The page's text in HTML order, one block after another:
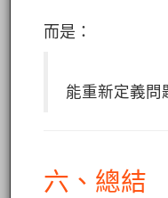
而是：
能重新定義問
六、總結